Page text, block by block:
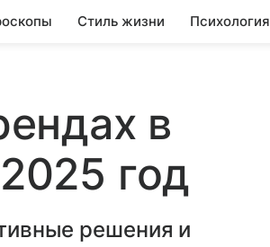
Стиль жизни Психология
в
год
решения и